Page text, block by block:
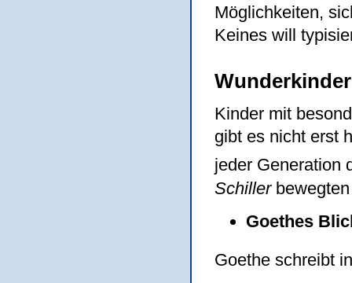
Möglichkeiten,
Keines will
Kinder mit
gibt es nicht erst
jeder Generation
Schillerbewegten
Goethes
Goethe schreibt